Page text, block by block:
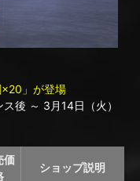
×20」が登場
後 ～ 3月14日（火）
価
ショップ説明